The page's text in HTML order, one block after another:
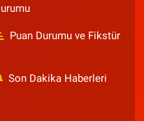
Puan Durumu ve Fikstür
Son Dakika Haberleri